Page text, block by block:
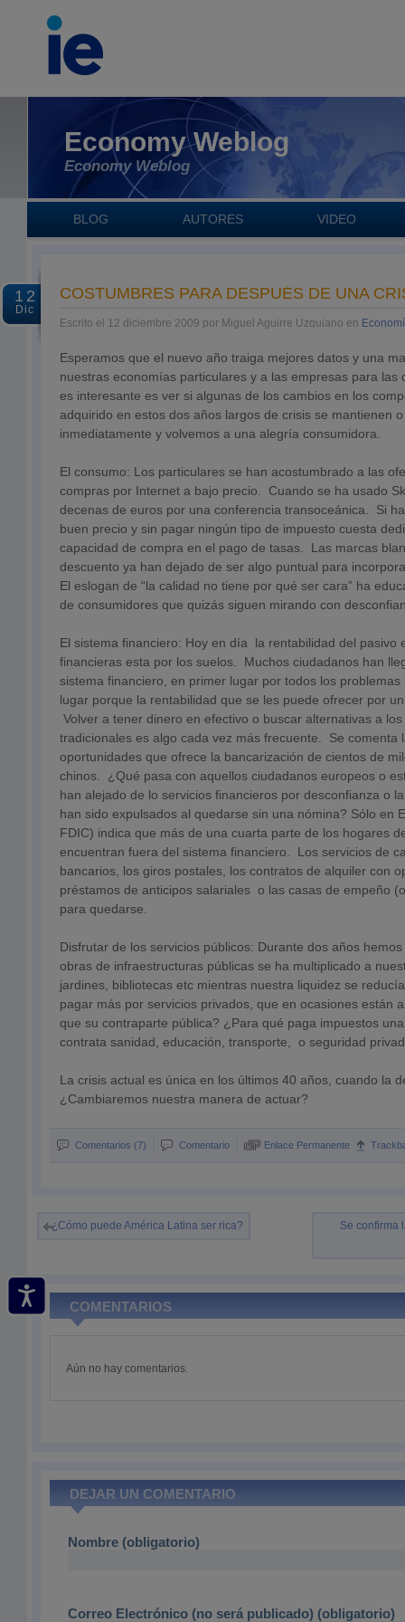
Economy Weblog
Economy Weblog
BLOG AUTORES VIDEO
12
Dic
COSTUMBRES PARA DESPUÉS DE UNA
Escrito el 12 diciembre 2009 por Miguel Aguirre Uzquiano en
Esperamos que el nuevo año traiga mejores datos y una
nuestras economías particulares y a las empresas para
es interesante es ver si algunas de los cambios en los
adquirido en estos dos años largos de crisis se mantienen
inmediatamente y volvemos a una alegría consumidora.
El consumo: Los particulares se han acostumbrado a las
compras por Internet a bajo precio. Cuando se ha usado
decenas de euros por una conferencia transoceánica. Si
buen precio y sin pagar ningún tipo de impuesto cuesta
capacidad de compra en el pago de tasas. Las marcas
descuento ya han dejado de ser algo puntual para
El eslogan de “la calidad no tiene por qué ser cara” ha
de consumidores que quizás siguen mirando con
El sistema financiero: Hoy en día la rentabilidad del pasivo
financieras esta por los suelos. Muchos ciudadanos han
sistema financiero, en primer lugar por todos los
lugar porque la rentabilidad que se les puede ofrecer por
Volver a tener dinero en efectivo o buscar alternativas a
tradicionales es algo cada vez más frecuente. Se comenta
oportunidades que ofrece la bancarización de cientos de
chinos. ¿Qué pasa con aquellos ciudadanos europeos o
han alejado de lo servicios financieros por desconfianza o
han sido expulsados al quedarse sin una nómina? Sólo en
FDIC) indica que más de una cuarta parte de los hogares
encuentran fuera del sistema financiero. Los servicios de
bancarios, los giros postales, los contratos de alquiler con
préstamos de anticipos salariales o las casas de empeño
para quedarse.
Disfrutar de los servicios públicos: Durante dos años
obras de infraestructuras públicas se ha multiplicado a
jardines, bibliotecas etc mientras nuestra liquidez se
pagar más por servicios privados, que en ocasiones están
que su contraparte pública? ¿Para qué paga impuestos
contrata sanidad, educación, transporte, o seguridad
La crisis actual es única en los últimos 40 años, cuando la
¿Cambiaremos nuestra manera de actuar?
Comentarios (7) Comentario Enlace Permanente
¿Cómo puede América Latina ser rica? Se confirma
COMENTARIOS
Aún no hay comentarios.
DEJAR UN COMENTARIO
Nombre (obligatorio)
Correo Electrónico (no será publicado) (obligatorio)